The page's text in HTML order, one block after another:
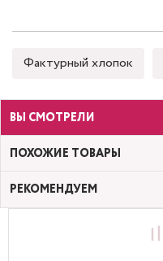
Фактурный хлопок
ВЫ СМОТРЕЛИ
ПОХОЖИЕ ТОВАРЫ
РЕКОМЕНДУЕМ